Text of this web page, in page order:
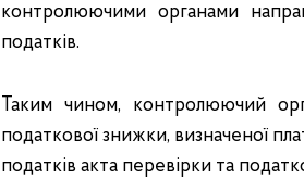
контролюючими органами
податків.
Таким чином, контролюючий
податкової знижки, визначеної
податків акта перевірки та